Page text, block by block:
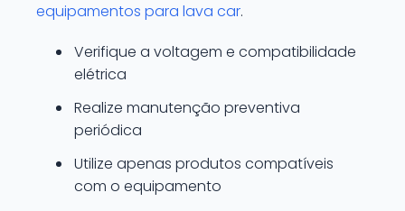
equipamentos para lava car.
Verifique a voltagem e compatibilidade
elétrica
Realize manutenção preventiva
periódica
Utilize apenas produtos compatíveis
com o equipamento